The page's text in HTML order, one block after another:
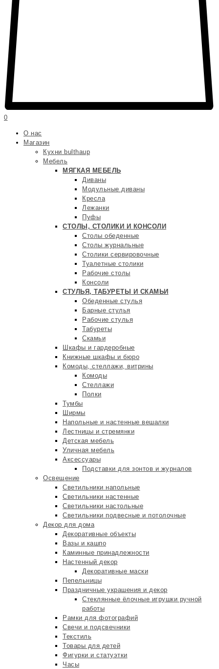
0
О нас
Магазин
Кухни bulthaup
Мебель
МЯГКАЯ МЕБЕЛЬ
Диваны
Модульные диваны
Кресла
Лежанки
Пуфы
СТОЛЫ, СТОЛИКИ И КОНСОЛИ
Столы обеденные
Столы журнальные
Столики сервировочные
Туалетные столики
Рабочие столы
Консоли
СТУЛЬЯ, ТАБУРЕТЫ И СКАМЬИ
Обеденные стулья
Барные стулья
Рабочие стулья
Табуреты
Скамьи
Шкафы и гардеробные
Книжные шкафы и бюро
Комоды, стеллажи, витрины
Комоды
Стеллажи
Полки
Тумбы
Ширмы
Напольные и настенные вешалки
Лестницы и стремянки
Детская мебель
Уличная мебель
Аксессуары
Подставки для зонтов и журналов
Освещение
Светильники напольные
Светильники настенные
Светильники настольные
Светильники подвесные и потолочные
Декор для дома
Декоративные объекты
Вазы и кашпо
Каминные принадлежности
Настенный декор
Декоративные маски
Пепельницы
Праздничные украшения и декор
Стеклянные ёлочные игрушки ручной
работы
Рамки для фотографий
Свечи и подсвечники
Текстиль
Товары для детей
Фигурки и статуэтки
Часы